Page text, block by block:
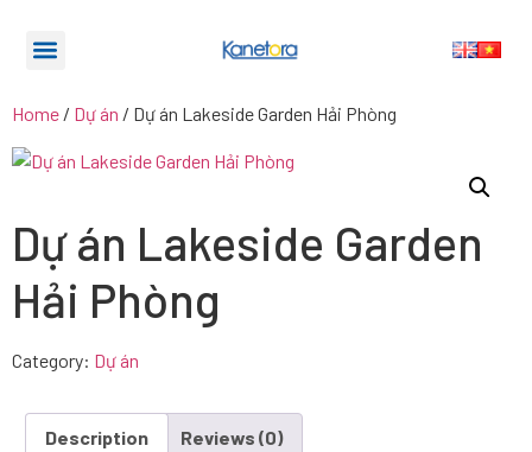
Home / Dự án / Dự án Lakeside Garden Hải Phòng
Dự án Lakeside Garden
Hải Phòng
Category: Dự án
Description Reviews (0)